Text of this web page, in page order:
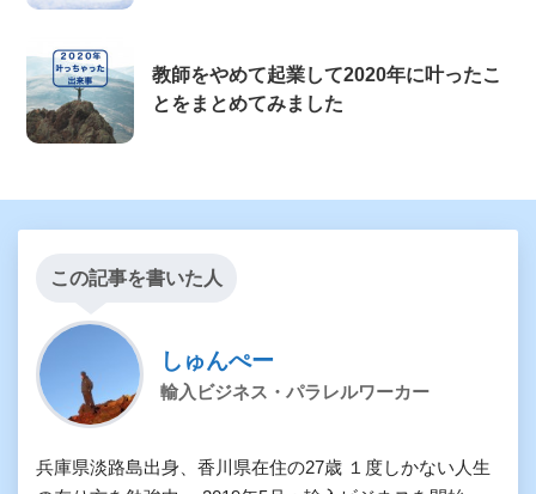
教師をやめて起業して2020年に叶ったこ
とをまとめてみました
この記事を書いた人
しゅんぺー
輸入ビジネス・パラレルワーカー
兵庫県淡路島出身、香川県在住の27歳 １度しかない人生